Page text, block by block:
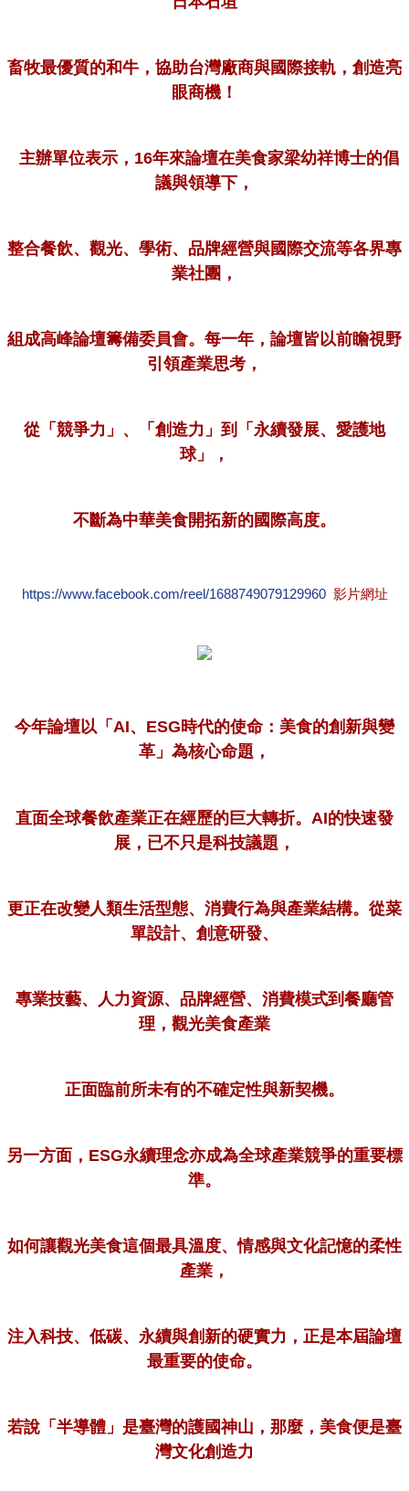
畜牧最優質的和牛，協助台灣廠商與國際接軌， 創造亮
眼商機！
主辦單位表示，16年來論壇在美食家梁幼祥博士的倡
議與領導下，
整合餐飲、觀光、學術、品牌經營與國際交流等各界專
業社團，
組成高峰論壇籌備委員會。每一年，論壇皆以前瞻視野
引領產業思考，
從「競爭力」、「創造力」到「永續發展、愛護地
球」，
不斷為中華美食開拓新的國際高度。
https://www.facebook.com/reel/1688749079129960影片網址
今年論壇以「AI、ESG時代的使命：美食的創新與變
革」為核心命題，
直面全球餐飲產業正在經歷的巨大轉折。AI的快速發
展， 已不只是科技議題，
更正在改變人類生活型態、消費行為與產業結構。從菜
單設計、創意研發、
專業技藝、人力資源、品牌經營、消費模式到餐廳管
理，觀光美食產業
正面臨前所未有的不確定性與新契機。
另一方面，ESG永續理念亦成為全球產業競爭的重要標
準。
如何讓觀光美食這個最具溫度、情感與文化記憶的柔性
產業，
注入科技、低碳、永續與創新的硬實力，正是本屆論壇
最重要的使命。
若說「半導體」是臺灣的護國神山，那麼，美食便是臺
灣文化創造力